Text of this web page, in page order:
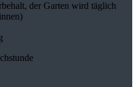
der Garten wird täglich